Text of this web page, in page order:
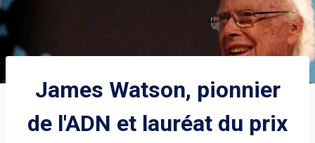
James Watson, pionnier
de l'ADN et lauréat du prix